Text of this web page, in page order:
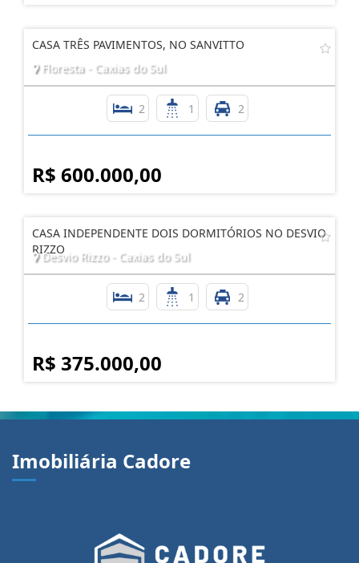
CASA TRÊS PAVIMENTOS, NO SANVITTO
Floresta - Caxias do Sul
2 1 2
R$ 600.000,00
CASA INDEPENDENTE DOIS DORMITÓRIOS NO DESVIO
RIZZO
Desvio Rizzo - Caxias do Sul
2 1 2
R$ 375.000,00
Imobiliária Cadore